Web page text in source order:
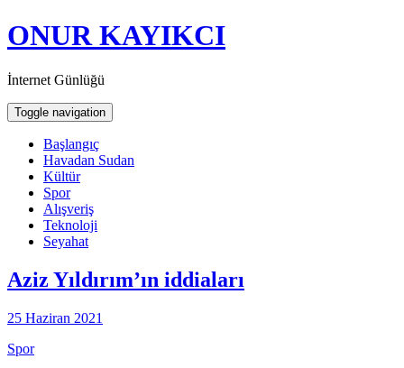
ONUR KAYIKCI
İnternet Günlüğü
Toggle navigation
Başlangıç
Havadan Sudan
Kültür
Spor
Alışveriş
Teknoloji
Seyahat
Aziz Yıldırım’ın iddiaları
25 Haziran 2021
Spor